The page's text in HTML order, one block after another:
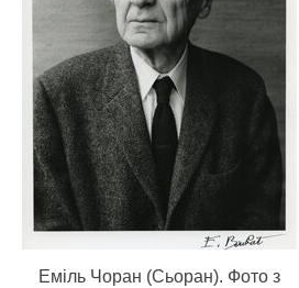
Еміль Чоран (Сьоран). Фото з